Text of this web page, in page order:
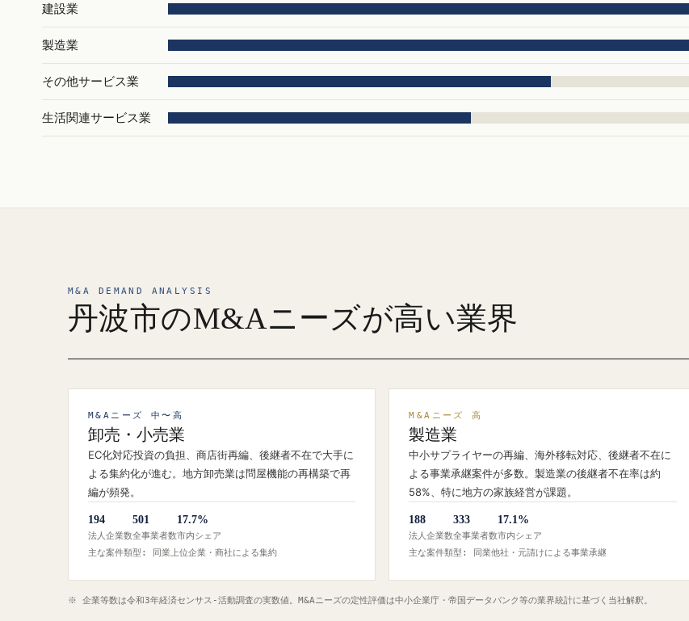
建設業
製造業
その他サービス業
生活関連サービス業
M&A DEMAND ANALYSIS
丹波市のM&Aニーズが高い業界
M&Aニーズ 中〜高
卸売・小売業
EC化対応投資の負担、商店街再編、後継者不在で大手に
よる集約化が進む。地方卸売業は問屋機能の再構築で再
編が頻発。
194
法人企業数
501
全事業者数
17.7%
市内シェア
主な案件類型: 同業上位企業・商社による集約
M&Aニーズ 高
製造業
中小サプライヤーの再編、海外移転対応、後継者不在に
よる事業承継案件が多数。製造業の後継者不在率は約
58%、特に地方の家族経営が課題。
188
法人企業数
333
全事業者数
17.1%
市内シェア
主な案件類型: 同業他社・元請けによる事業承継
※ 企業等数は令和3年経済センサス‐活動調査の実数値。M&Aニーズの定性評価は中小企業庁・帝国データバンク等の業界統計に基づく当社解釈。